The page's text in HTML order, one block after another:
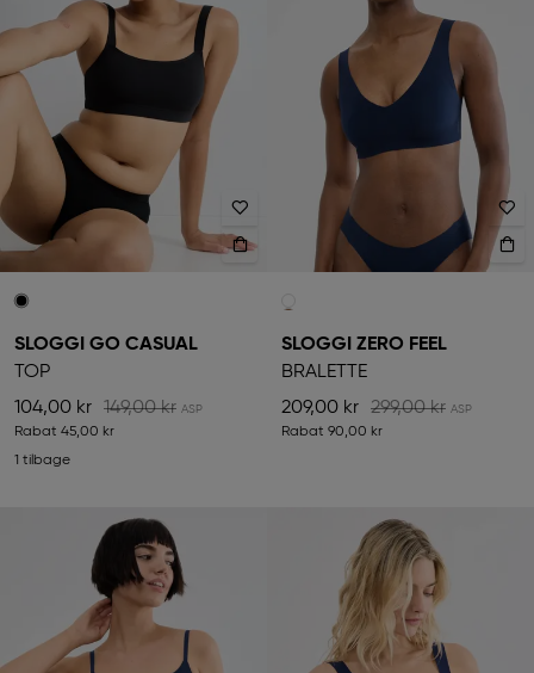
SLOGGI GO CASUAL
TOP
104,00 kr
149,00 kr
Rabat 45,00 kr
1 tilbage
SLOGGI ZERO FEEL
BRALETTE
209,00 kr
299,00 kr
Rabat 90,00 kr